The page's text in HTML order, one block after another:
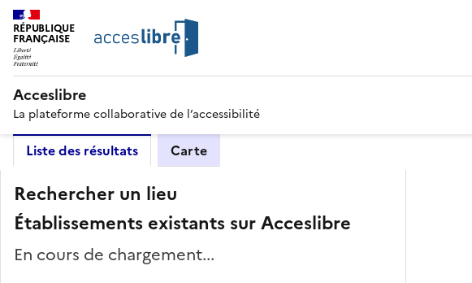
RÉPUBLIQUE
FRANÇAISE
Acceslibre
La plateforme collaborative de l’accessibilité
Liste des résultats Carte
Rechercher un lieu
Établissements existants sur Acceslibre
En cours de chargement...